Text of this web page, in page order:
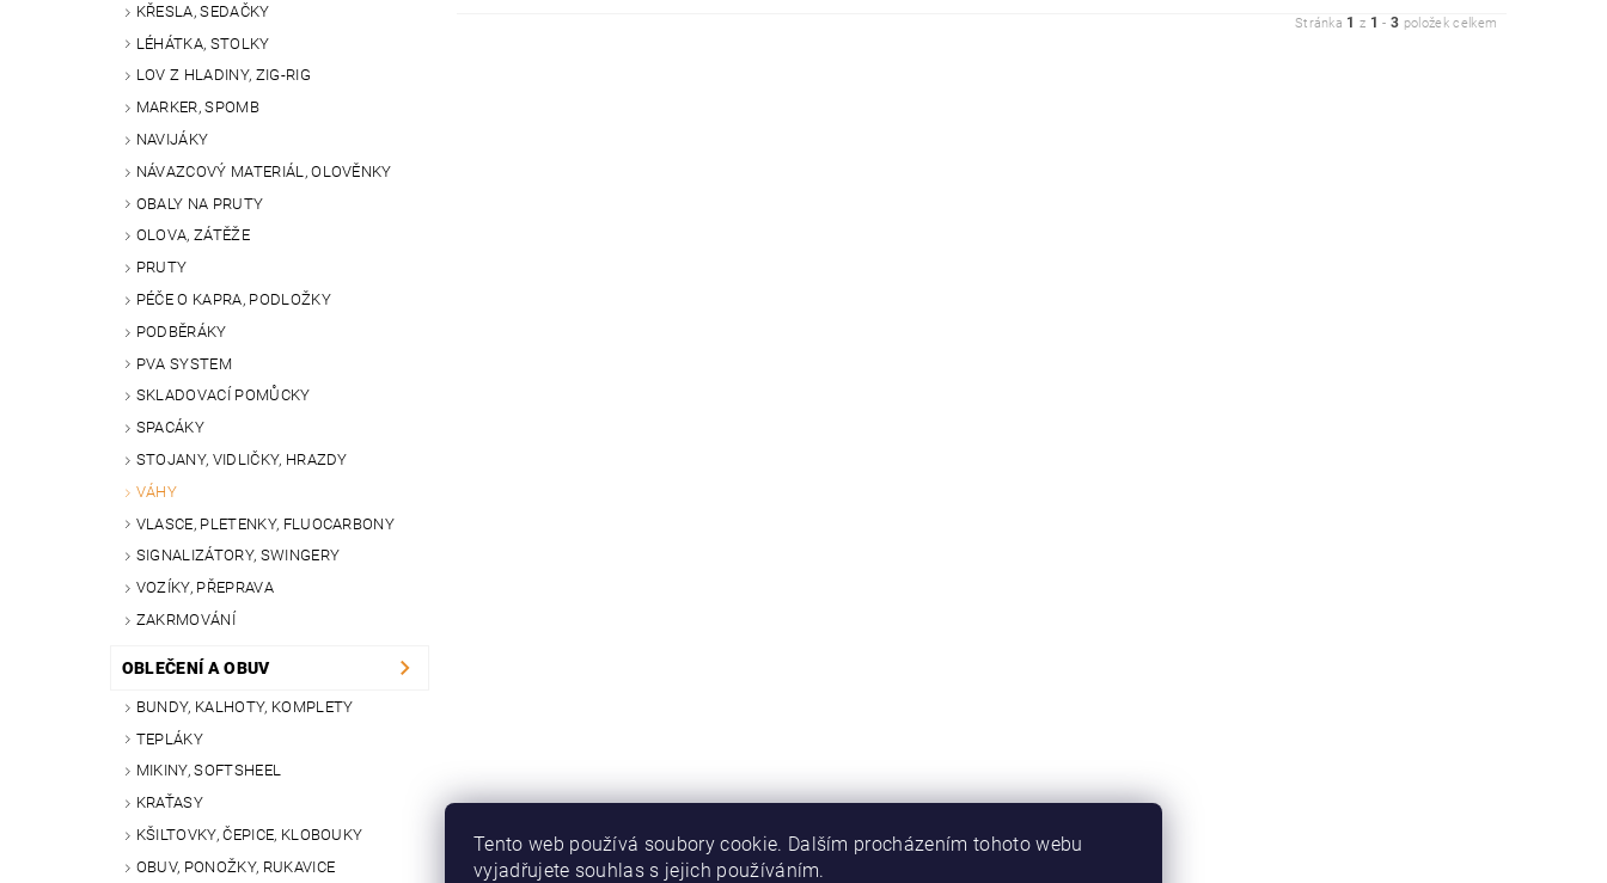
KŘESLA, SEDAČKY
LÉHÁTKA, STOLKY
LOV Z HLADINY, ZIG-RIG
MARKER, SPOMB
NAVIJÁKY
NÁVAZCOVÝ MATERIÁL, OLOVĚNKY
OBALY NA PRUTY
OLOVA, ZÁTĚŽE
PRUTY
PÉČE O KAPRA, PODLOŽKY
PODBĚRÁKY
PVA SYSTEM
SKLADOVACÍ POMŮCKY
SPACÁKY
STOJANY, VIDLIČKY, HRAZDY
VÁHY
VLASCE, PLETENKY, FLUOCARBONY
SIGNALIZÁTORY, SWINGERY
VOZÍKY, PŘEPRAVA
ZAKRMOVÁNÍ
OBLEČENÍ A OBUV
BUNDY, KALHOTY, KOMPLETY
TEPLÁKY
MIKINY, SOFTSHEEL
KRAŤASY
KŠILTOVKY, ČEPICE, KLOBOUKY
OBUV, PONOŽKY, RUKAVICE
Stránka 1 z 1 -3 položek celkem
Tento web používá soubory cookie. Dalším procházením tohoto webu
vyjadřujete souhlas s jejich používáním.